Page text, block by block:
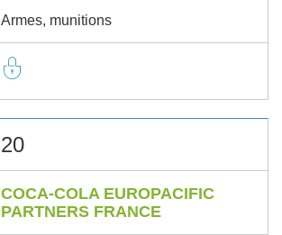
Armes, munitions
20
COCA-COLA EUROPACIFIC
PARTNERS FRANCE